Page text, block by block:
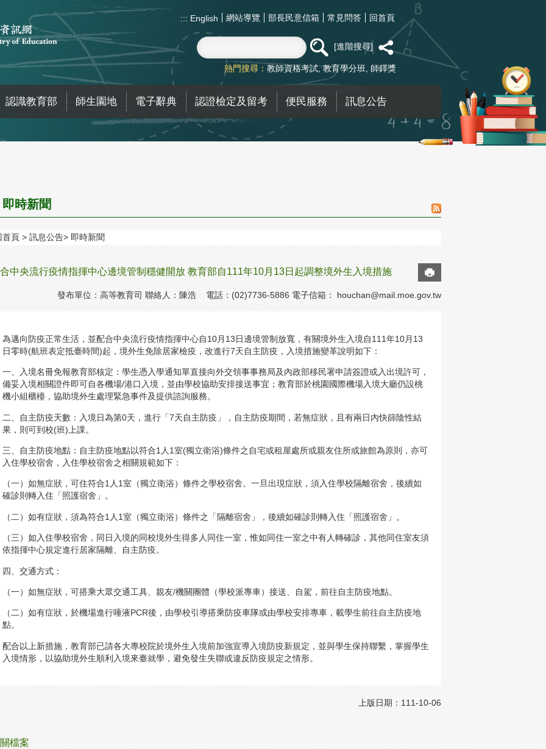
::: English 網站導覽 部長民意信箱 常見問答 回首頁
進階搜尋
熱門搜尋： 教師資格考試 教育學分班 師鐸獎
認識教育部 師生園地 電子辭典 認證檢定及留考 便民服務 訊息公告
即時新聞
首頁 訊息公告 即時新聞
中央流行疫情指揮中心邊境管制穩健開放 教育部自111年10月13日起調整境外生入境措施
發布單位：高等教育司 聯絡人：陳浩 電話：(02)7736-5886 電子信箱： houchan@mail.moe.gov.tw
為邁向防疫正常生活，並配合中央流行疫情指揮中心自10月13日邊境管制放寬，有關境外生入境自111年10月13
日零時(航班表定抵臺時間)起，境外生免除居家檢疫，改進行7天自主防疫，入境措施變革說明如下：
一、入境名冊免報教育部核定：學生憑入學通知單直接向外交領事事務局及內政部移民署申請簽證或入出境許可，
備妥入境相關證件即可自各機場/港口入境，並由學校協助安排接送事宜；教育部於桃園國際機場入境大廳仍設桃
機小組櫃檯，協助境外生處理緊急事件及提供諮詢服務。
二、自主防疫天數：入境日為第0天，進行「7天自主防疫」，自主防疫期間，若無症狀，且有兩日內快篩陰性結
果，則可到校(班)上課。
三、自主防疫地點：自主防疫地點以符合1人1室(獨立衛浴)條件之自宅或租屋處所或親友住所或旅館為原則，亦可
入住學校宿舍，入住學校宿舍之相關規範如下：
（一）如無症狀，可住符合1人1室（獨立衛浴）條件之學校宿舍。一旦出現症狀，須入住學校隔離宿舍，後續如
確診則轉入住「照護宿舍」。
（二）如有症狀，須為符合1人1室（獨立衛浴）條件之「隔離宿舍」，後續如確診則轉入住「照護宿舍」。
（三）如入住學校宿舍，同日入境的同校境外生得多人同住一室，惟如同住一室之中有人轉確診，其他同住室友須
依指揮中心規定進行居家隔離、自主防疫。
四、交通方式：
（一）如無症狀，可搭乘大眾交通工具、親友/機關團體（學校派專車）接送、自駕，前往自主防疫地點。
（二）如有症狀，於機場進行唾液PCR後，由學校引導搭乘防疫車隊或由學校安排專車，載學生前往自主防疫地
點。
配合以上新措施，教育部已請各大專校院於境外生入境前加強宣導入境防疫新規定，並與學生保持聯繫，掌握學生
入境情形，以協助境外生順利入境來臺就學，避免發生失聯或違反防疫規定之情形。
上版日期：111-10-06
檔案